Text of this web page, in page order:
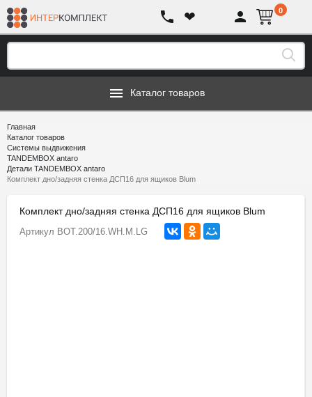
❤ 0
Каталог товаров
Главная
Каталог товаров
Системы выдвижения
TANDEMBOX antaro
Детали TANDEMBOX antaro
Комплект дно/задняя стенка ДСП16 для ящиков Blum
Комплект дно/задняя стенка ДСП16 для ящиков Blum
Артикул BOT.200/16.WH.M.LG